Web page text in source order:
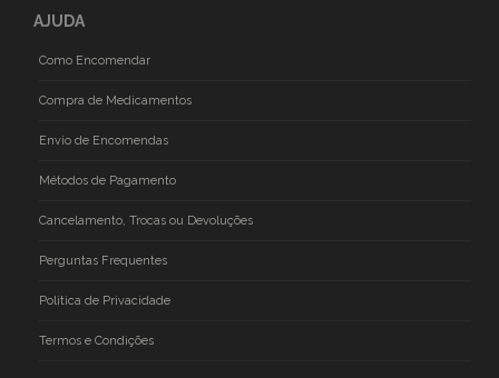
AJUDA
Como Encomendar
Compra de Medicamentos
Envio de Encomendas
Métodos de Pagamento
Cancelamento, Trocas ou Devoluções
Perguntas Frequentes
Politica de Privacidade
Termos e Condições